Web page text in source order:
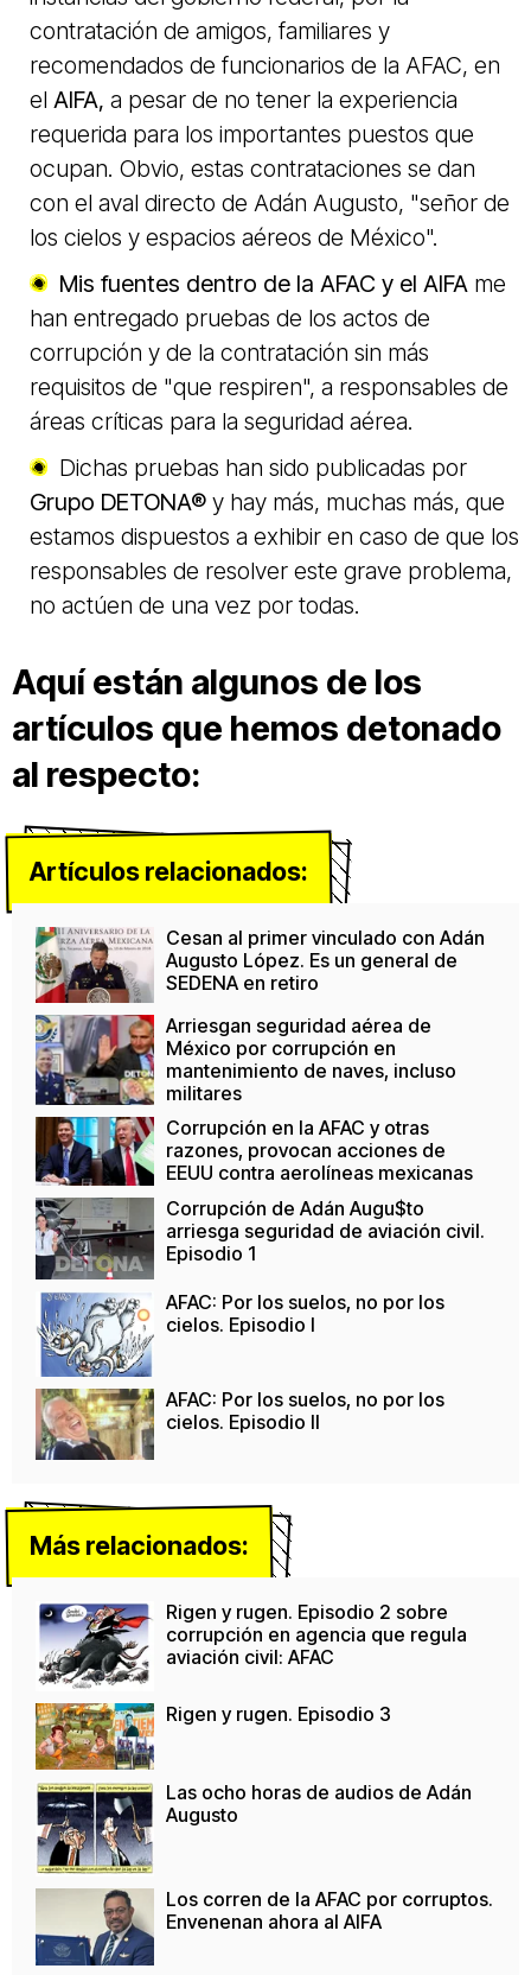
contratación de amigos, familiares y
recomendados de funcionarios de la AFAC, en
el AIFA, a pesar de no tener la experiencia
requerida para los importantes puestos que
ocupan. Obvio, estas contrataciones se dan
con el aval directo de Adán Augusto, "señor de
los cielos y espacios aéreos de México".
Mis fuentes dentro de la AFAC y el AIFA me
han entregado pruebas de los actos de
corrupción y de la contratación sin más
requisitos de "que respiren", a responsables de
áreas críticas para la seguridad aérea.
Dichas pruebas han sido publicadas por
Grupo DETONA® y hay más, muchas más, que
estamos dispuestos a exhibir en caso de que los
responsables de resolver este grave problema,
no actúen de una vez por todas.
Aquí están algunos de los
artículos que hemos detonado
al respecto:
Artículos relacionados:
Cesan al primer vinculado con Adán
Augusto López. Es un general de
SEDENA en retiro
Arriesgan seguridad aérea de
México por corrupción en
mantenimiento de naves, incluso
militares
Corrupción en la AFAC y otras
razones, provocan acciones de
EEUU contra aerolíneas mexicanas
Corrupción de Adán Augu$to
arriesga seguridad de aviación civil.
Episodio 1
AFAC: Por los suelos, no por los
cielos. Episodio I
AFAC: Por los suelos, no por los
cielos. Episodio II
Más relacionados:
Rigen y rugen. Episodio 2 sobre
corrupción en agencia que regula
aviación civil: AFAC
Rigen y rugen. Episodio 3
Las ocho horas de audios de Adán
Augusto
Los corren de la AFAC por corruptos.
Envenenan ahora al AIFA